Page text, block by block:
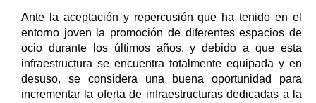
Ante la aceptación y repercusión que ha tenido en el
entorno joven la promoción de diferentes espacios de
ocio durante los últimos años, y debido a que esta
infraestructura se encuentra totalmente equipada y en
desuso, se considera una buena oportunidad para
incrementar la oferta de infraestructuras dedicadas a la